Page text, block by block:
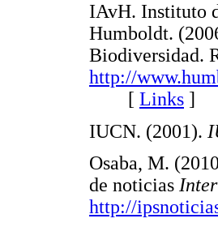
IAvH. Instituto
Humboldt.
Biodiversidad.
http://
[ Links ]
IUCN. (2001).
Osaba, M.
de noticias
http://